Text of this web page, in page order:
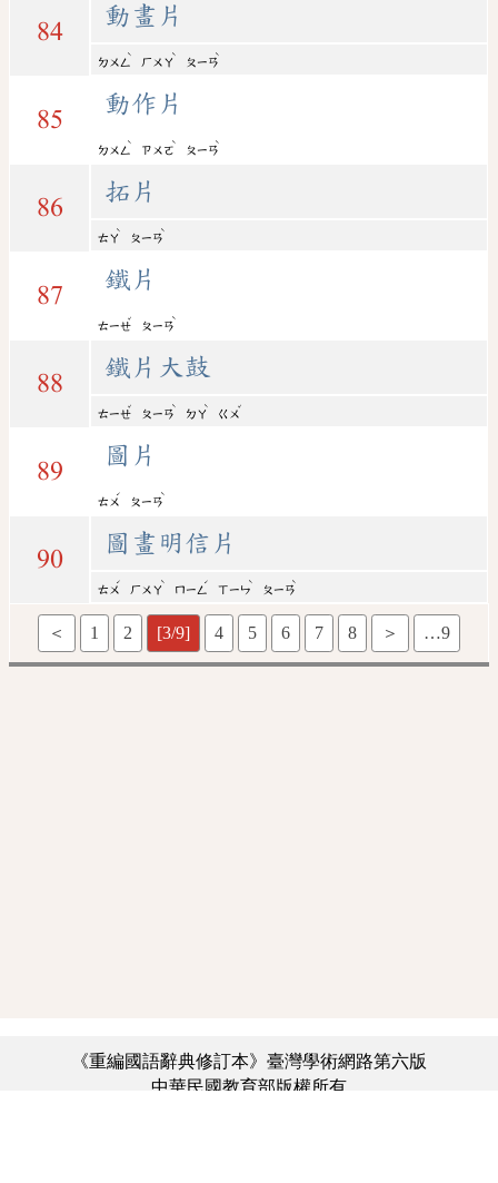
84
動畫片
ㄉㄨㄥ
ˋ
ㄏㄨㄚ
ˋ
ㄆㄧㄢ
ˋ
85
動作片
ㄉㄨㄥ
ˋ
ㄗㄨㄛ
ˋ
ㄆㄧㄢ
ˋ
86
拓片
ㄊㄚ
ˋ
ㄆㄧㄢ
ˋ
87
鐵片
ㄊㄧㄝ
ˇ
ㄆㄧㄢ
ˋ
88
鐵片大鼓
ㄊㄧㄝ
ˇ
ㄆㄧㄢ
ˋ
ㄉㄚ
ˋ
ㄍㄨ
ˇ
89
圖片
ㄊㄨ
ˊ
ㄆㄧㄢ
ˋ
90
圖畫明信片
ㄊㄨ
ˊ
ㄏㄨㄚ
ˋ
ㄇㄧㄥ
ˊ
ㄒㄧㄣ
ˋ
ㄆㄧㄢ
ˋ
＜ 1 2 [3/9] 4 5 6 7 8 ＞ …9
《重編國語辭典修訂本》臺灣學術網路第六版
中華民國教育部版權所有